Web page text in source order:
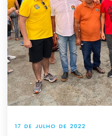
17 DE JULHO DE 2022